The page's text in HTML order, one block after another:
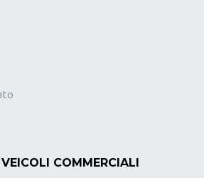
COMMERCIALI